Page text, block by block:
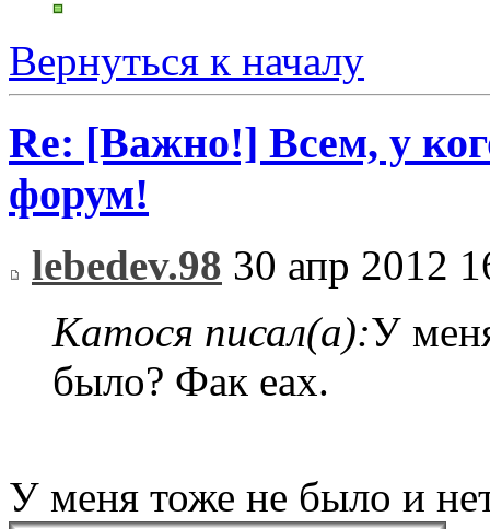
Вернуться к началу
Re: [Важно!] Всем, у
форум!
lebedev.98 30 апр 2012
Катося писал(а):У
было? Фак еах.
У меня тоже не было и